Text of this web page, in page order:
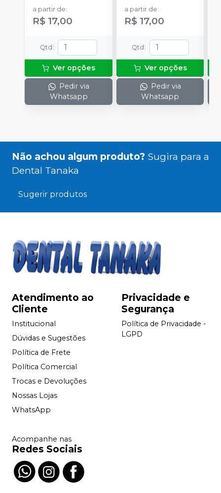
rotação).
a partir de:
R$ 17,00
Qtd :
Ver opções
Pedir via
Whatsapp
a partir de:
R$ 17,00
Qtd :
Ver opções
Pedir via
Whatsapp
Não achou algum produto? Sugira para a
Dental Tanaka
Sugerir produtos
Atendimento ao
Cliente
Institucional
Dúvidas e Sugestões
Política de Frete
Política Comercial
Trocas e Devoluções
Nossas Lojas
WhatsApp
Privacidade e
Segurança
Política de Privacidade -
LGPD
Acompanhe nas
Redes Sociais